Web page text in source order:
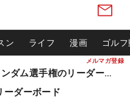
メルマガ登録
ン ライフ 漫画 ゴル
松山英樹ら出場 ウィンダム選手権のリーダーボード
ダーボード